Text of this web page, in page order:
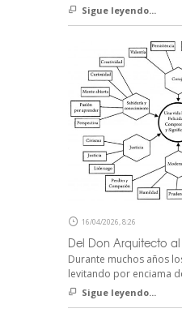
Sigue leyendo...
16/04/2026, 8:26
Del Don Arquitecto
Durante muchos años
levitando por enciama
Sigue leyendo...